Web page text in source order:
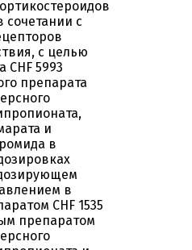
сочетании с
с целью
CHF 5993
препарата
и
в
в
CHF 1535
препаратом